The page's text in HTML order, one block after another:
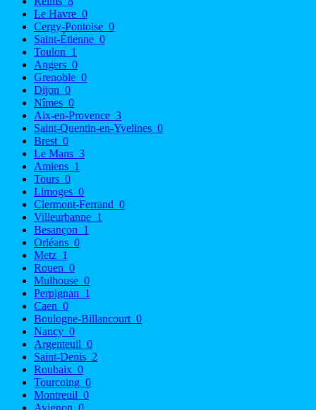
Le Havre 0
Cergy-Pontoise 0
Saint-Étienne 0
Toulon 1
Angers 0
Grenoble 0
Dijon 0
Nîmes 0
Aix-en-Provence 3
Saint-Quentin-en-Yvelines 0
Brest 0
Le Mans 3
Amiens 1
Tours 0
Limoges 0
Clermont-Ferrand 0
Villeurbanne 1
Besançon 1
Orléans 0
Metz 1
Rouen 0
Mulhouse 0
Perpignan 1
Caen 0
Boulogne-Billancourt 0
Nancy 0
Argenteuil 0
Saint-Denis 2
Roubaix 0
Tourcoing 0
Montreuil 0
Avignon 0